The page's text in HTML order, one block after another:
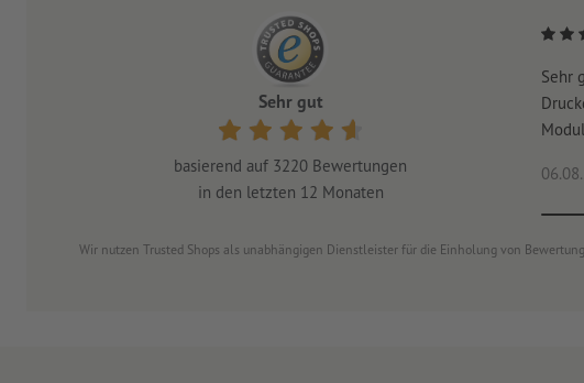
Sehr gut
basierend auf 3220 Bewertungen
in den letzten 12 Monaten
Sehr
Wir nutzen Trusted Shops als unabhängigen Dienstleister für die Einholung von